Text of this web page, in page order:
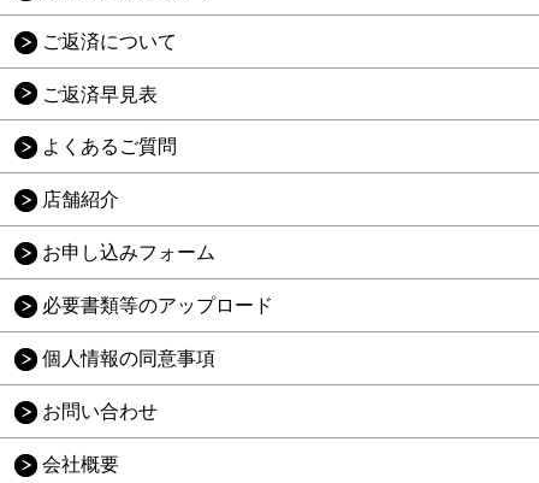
ご返済について
ご返済早見表
よくあるご質問
店舗紹介
お申し込みフォーム
必要書類等のアップロード
個人情報の同意事項
お問い合わせ
会社概要